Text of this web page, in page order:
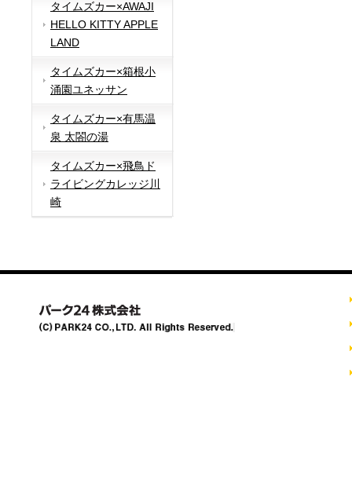
タイムズカー×AWAJI
HELLO KITTY APPLE
LAND
タイムズカー×箱根小
涌園ユネッサン
タイムズカー×有馬温
泉 太閤の湯
タイムズカー×飛鳥ド
ライビングカレッジ川
崎